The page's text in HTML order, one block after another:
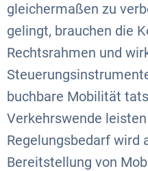
gleichermaßen zu
gelingt, brauchen die
Rechtsrahmen und
buchbare Mobilität
Verkehrswende
Regelungsbedarf wird
Bereitstellung von